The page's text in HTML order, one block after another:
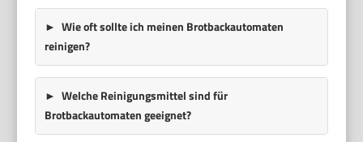
Wie oft sollte ich meinen Brotbackautomaten
reinigen?
Welche Reinigungsmittel sind für
Brotbackautomaten geeignet?